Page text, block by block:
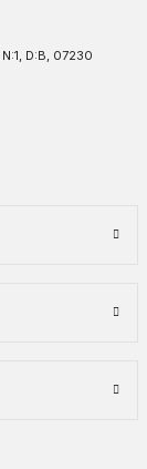
D:B, 07230